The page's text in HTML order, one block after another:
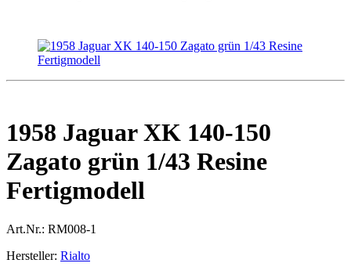
1958 Jaguar XK 140-150
Zagato grün 1/43 Resine
Fertigmodell
Art.Nr.: RM008-1
Hersteller: Rialto